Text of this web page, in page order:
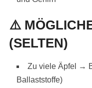
⚠️
(SELTEN)
Zu viele Äpfel →
Ballaststoffe)